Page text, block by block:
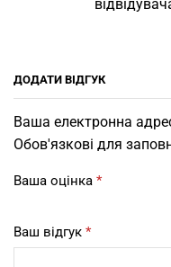
ДОДАТИ ВІДГУК
Ваша електронна
Обов'язкові для
Ваша оцінка *
Ваш відгук *